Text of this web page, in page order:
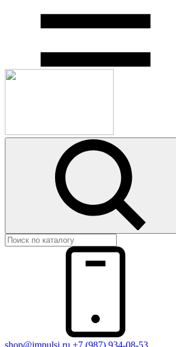
shop@impulsi.ru +7 (987) 934-08-53